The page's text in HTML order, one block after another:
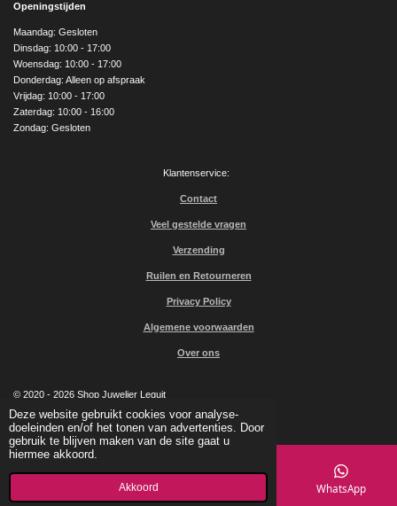
Deze website gebruikt cookies voor analyse-
doeleinden en/of het tonen van advertenties. Door
gebruik te blijven maken van de site gaat u
hiermee akkoord.
Akkoord
b
o
k
a
g
r
a
m
e
Openingstijden
Maandag: Gesloten
Dinsdag: 10:00 - 17:00
Woensdag: 10:00 - 17:00
Donderdag: Alleen op afspraak
Vrijdag: 10:00 - 17:00
Zaterdag: 10:00 - 16:00
Zondag: Gesloten
Klantenservice:
Contact
Veel gestelde vragen
Verzending
Ruilen en Retourneren
Privacy Policy
Algemene voorwaarden
Over ons
© 2020 - 2026 Shop Juwelier Leguit
Powered byJouwWeb
Kaart WhatsApp